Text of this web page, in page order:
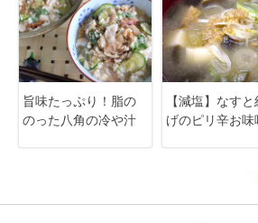
旨味たっぷり！脂の
のった八角の冷や汁
【減塩】なす
げのピリ辛お味